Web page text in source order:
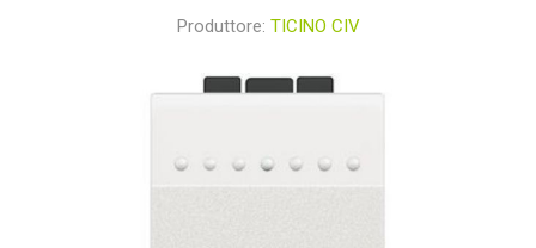
Produttore: TICINO CIV